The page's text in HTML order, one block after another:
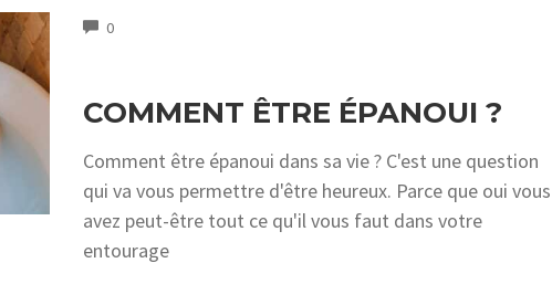
0COMMENTS
COMMENT ÊTRE ÉPANOUI ?
Comment être épanoui dans sa vie ? C'est une question
qui va vous permettre d'être heureux. Parce que oui vous
avez peut-être tout ce qu'il vous faut dans votre
entourage